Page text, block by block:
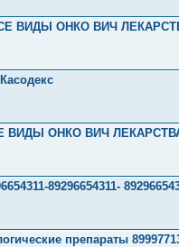
ВИДЫ ОНКО ВИЧ
ОНКО ВИЧ ЛЕКАРСТВА
89296654311-
препараты